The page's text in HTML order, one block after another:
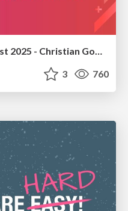
3 760